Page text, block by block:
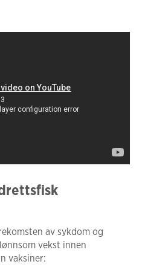
av sykdom og
vekst innen
vaksiner: